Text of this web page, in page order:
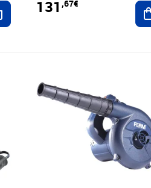
Ajouter au panier
131 ,67€